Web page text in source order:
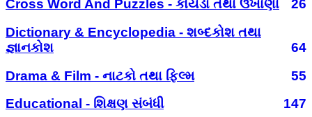
Cross Word And Puzzles - કોયડા તથા ઉખાણાં
26
Dictionary & Encyclopedia - શબ્દકોશ તથા
જ્ઞાનકોશ
64
Drama & Film - નાટકો તથા ફિલ્મ
55
Educational - શિક્ષણ સંબંધી
147